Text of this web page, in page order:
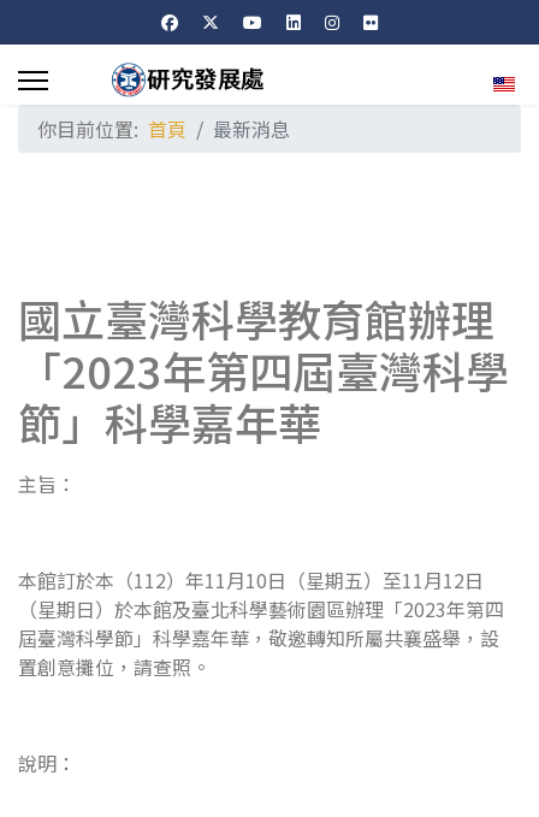
選擇
你目前位置: 首頁 最新消息
國立臺灣科學教育館辦理
「2023年第四屆臺灣科學
節」科學嘉年華
主旨：
本館訂於本（112）年11月10日（星期五）至11月12日
（星期日）於本館及臺北科學藝術園區辦理「2023年第四
屆臺灣科學節」科學嘉年華，敬邀轉知所屬共襄盛舉，設
置創意攤位，請查照。
說明：